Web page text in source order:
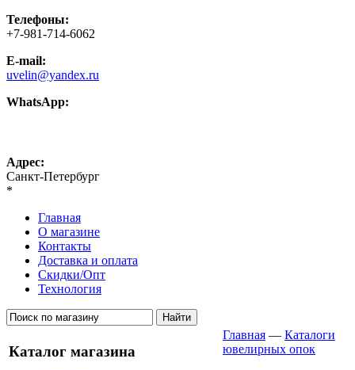
Телефоны:
+7-981-714-6062
E-mail:
uvelin@yandex.ru
WhatsApp:
Адрес:
Санкт-Петербург
*
Главная
О магазине
Контакты
Доставка и оплата
Скидки/Опт
Технология
Каталог магазина
Главная — Каталоги
ювелирных опок